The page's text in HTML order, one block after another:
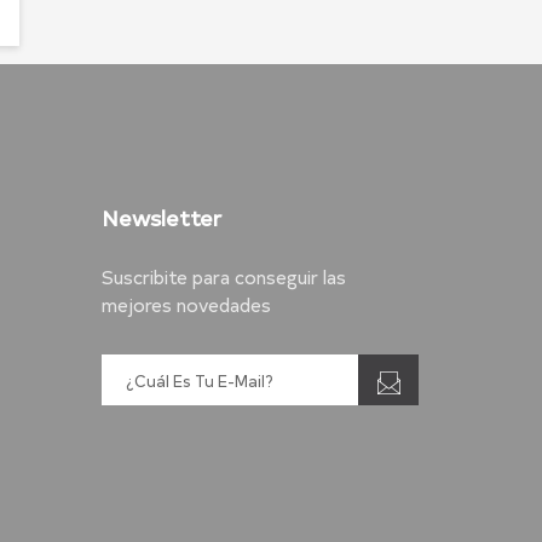
Newsletter
Suscribite para conseguir las
mejores novedades